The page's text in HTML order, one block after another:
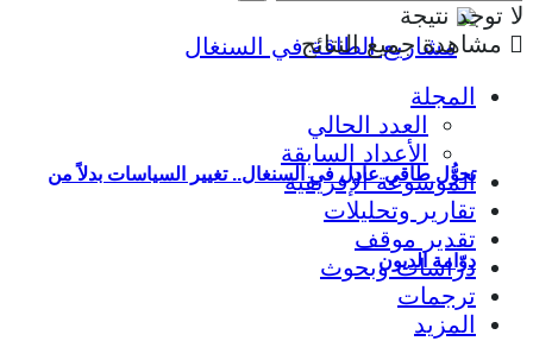
تحوُّل طاقي عادل في السنغال.. تغيير السياسات بدلاً من
دوّامة الديون
لا توجد نتيجة
مشاهدة جميع النتائج
المجلة
العدد الحالي
الأعداد السابقة
الموسوعة الإفريقية
تقارير وتحليلات
تقدير موقف
دراسات وبحوث
ترجمات
المزيد